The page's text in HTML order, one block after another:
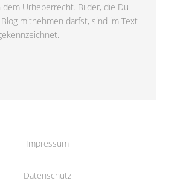
dem Urheberrecht. Bilder, die Du
mitnehmen darfst, sind im Text
Impressum
Datenschutz